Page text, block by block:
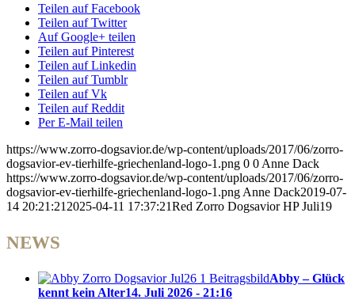
Teilen auf Facebook
Teilen auf Twitter
Auf Google+ teilen
Teilen auf Pinterest
Teilen auf Linkedin
Teilen auf Tumblr
Teilen auf Vk
Teilen auf Reddit
Per E-Mail teilen
https://www.zorro-dogsavior.de/wp-content/uploads/2017/06/zorro-
dogsavior-ev-tierhilfe-griechenland-logo-1.png 0 0 Anne Dack
https://www.zorro-dogsavior.de/wp-content/uploads/2017/06/zorro-
dogsavior-ev-tierhilfe-griechenland-logo-1.png Anne Dack2019-07-
14 20:21:21 2025-04-11 17:37:21Red Zorro Dogsavior HP Juli19
NEWS
Abby – Glück
kennt kein Alter14. Juli 2026 - 21:16